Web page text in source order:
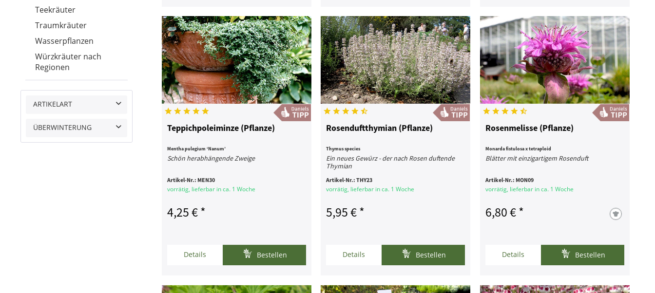
Teekräuter
Traumkräuter
Wasserpflanzen
Würzkräuter nach
Regionen
ARTIKELART
Saatgut
ÜBERWINTERUNG Teppichpoleiminze (Pflanze)
Mentha pulegium ‘Nanum’
Schön herabhängende Zweige
Artikel-Nr.: MEN30
vorrätig, lieferbar in ca. 1 Woche
4,25 € *
Details Bestellen
Rosenduftthymian (Pflanze)
Thymus species
Ein neues Gewürz - der nach Rosen duftende
Thymian
Artikel-Nr.:THY23
vorrätig, lieferbar in ca. 1 Woche
5,95 € *
Details Bestellen
Rosenmelisse (Pflanze)
Monarda fistulosa x tetraploid
Blätter mit einzigartigem Rosenduft
Artikel-Nr.: MON09
vorrätig, lieferbar in ca. 1 Woche
6,80 € *
Details Bestellen